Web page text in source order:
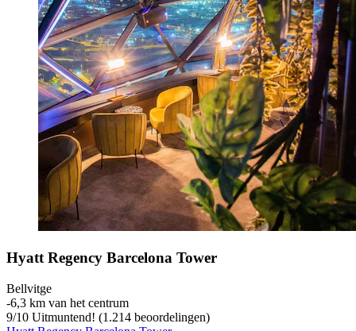
Hyatt Regency Barcelona Tower
Bellvitge
‐6,3 km van het centrum
9/10 Uitmuntend! (1.214 beoordelingen)